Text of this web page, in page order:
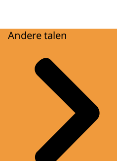
Andere talen